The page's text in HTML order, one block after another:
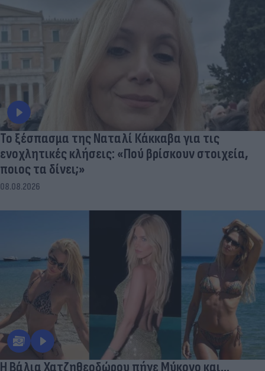
Το ξέσπασμα της Ναταλί Κάκκαβα για τις
ενοχλητικές κλήσεις: «Πού βρίσκουν στοιχεία,
ποιος τα δίνει;»
08.08.2026
Η Βάλια Χατζηθεοδώρου πήγε Μύκονο και...